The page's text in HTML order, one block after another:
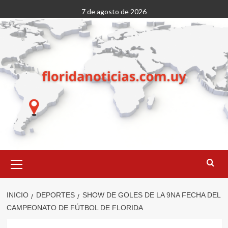
al
contenido
7 de agosto de 2026
primario
INICIO DEPORTES
SHOW DE GOLES DE LA 9NA FECHA DEL
CAMPEONATO DE FÚTBOL DE FLORIDA